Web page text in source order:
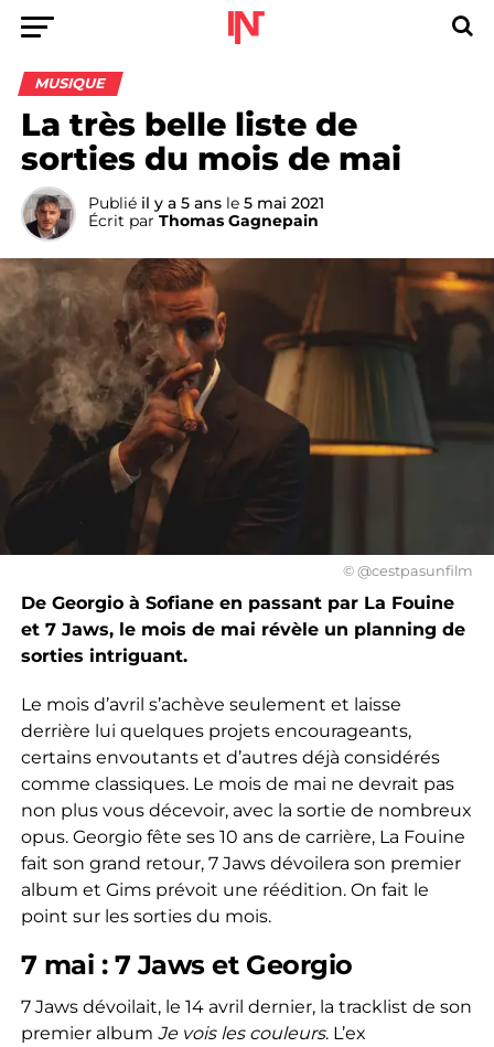
MUSIQUE
La très belle liste de
sorties du mois de mai
Publié il y a 5 ans le 5 mai 2021
Écrit par Thomas Gagnepain
© @cestpasunfilm
De Georgio à Sofiane en passant par La Fouine
et 7 Jaws, le mois de mai révèle un planning de
sorties intriguant.
Le mois d’avril s’achève seulement et laisse
derrière lui quelques projets encourageants,
certains envoutants et d’autres déjà considérés
comme classiques. Le mois de mai ne devrait pas
non plus vous décevoir, avec la sortie de nombreux
opus. Georgio fête ses 10 ans de carrière, La Fouine
fait son grand retour, 7 Jaws dévoilera son premier
album et Gims prévoit une réédition. On fait le
point sur les sorties du mois.
7 mai : 7 Jaws et Georgio
7 Jaws dévoilait, le 14 avril dernier, la tracklist de son
premier album Je vois les couleurs. L’ex